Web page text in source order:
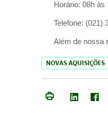
Horário: 08h às
Telefone: (021)
Além de nossa
NOVAS AQUISIÇÕES